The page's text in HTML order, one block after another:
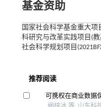
基金资助
国家社会科学基金重大项
科研究与改革实践项目(教
社会科学规划项目